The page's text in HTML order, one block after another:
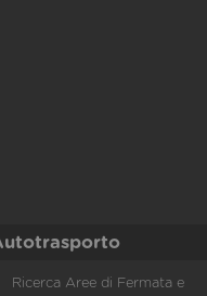
Ricerca Aree di Fermata e